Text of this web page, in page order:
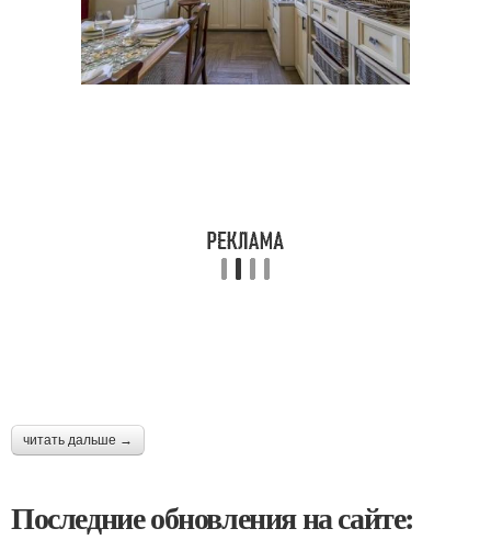
читать дальше →
Последние обновления на сайте: